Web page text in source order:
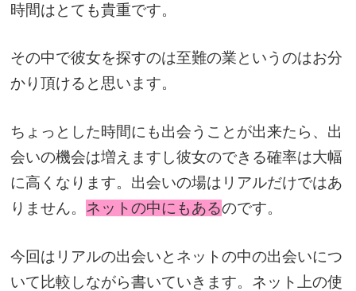
時間はとても貴重です。
その中で彼女を探すのは至難の業というのはお分
かり頂けると思います。
ちょっとした時間にも出会うことが出来たら、出
会いの機会は増えますし彼女のできる確率は大幅
に高くなります。出会いの場はリアルだけではあ
りません。 ネットの中にもあるのです。
今回はリアルの出会いとネットの中の出会いにつ
いて比較しながら書いていきます。ネット上の使